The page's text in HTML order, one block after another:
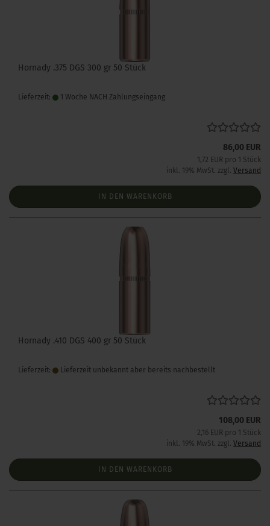
Hornady .375 DGS 300 gr 50 Stück
Lieferzeit: 1 Woche NACH Zahlungseingang
86,00 EUR
1,72 EUR pro 1 Stück
inkl. 19% MwSt. zzgl. Versand
IN DEN WARENKORB
Hornady .410 DGS 400 gr 50 Stück
Lieferzeit: Lieferzeit unbekannt aber bereits nachbestellt
108,00 EUR
2,16 EUR pro 1 Stück
inkl. 19% MwSt. zzgl. Versand
IN DEN WARENKORB